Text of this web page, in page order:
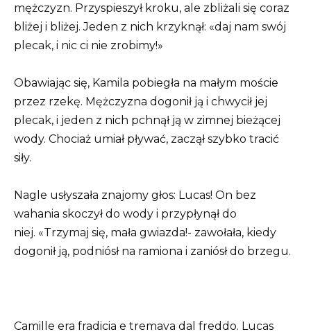
mężczyzn. Przyspieszył kroku, ale zbliżali się coraz
bliżej i bliżej. Jeden z nich krzyknął: «daj nam swój
plecak, i nic ci nie zrobimy!»
Obawiając się, Kamila pobiegła na małym moście
przez rzekę. Mężczyzna dogonił ją i chwycił jej
plecak, i jeden z nich pchnął ją w zimnej bieżącej
wody. Chociaż umiał pływać, zaczął szybko tracić
siły.
Nagle usłyszała znajomy głos: Lucas! On bez
wahania skoczył do wody i przypłynął do
niej. «Trzymaj się, mała gwiazda!- zawołała, kiedy
dogonił ją, podniósł na ramiona i zaniósł do brzegu.
Camille era fradicia e tremava dal freddo. Lucas